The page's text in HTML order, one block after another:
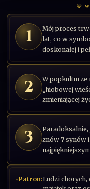
💡
1 Mój proces
lat, co w
doskonałej i
2
W popkulturze
„hiobowej
zmieniającej
3
Paradoksalnie,
znów 7 synów i
Patron:Ludzi chorych,